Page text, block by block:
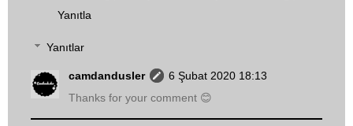
Yanıtla
Yanıtlar
camdandusler
6 Şubat 2020 18:13
Thanks for your comment 😊